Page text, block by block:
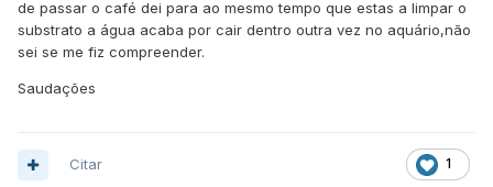
de passar o café dei para ao mesmo tempo que estas a limpar o
substrato a água acaba por cair dentro outra vez no aquário,não
sei se me fiz compreender.
Saudações
1
Citar